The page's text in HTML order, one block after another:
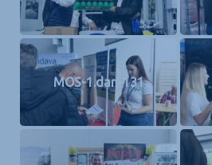
MOS-1.dan-131